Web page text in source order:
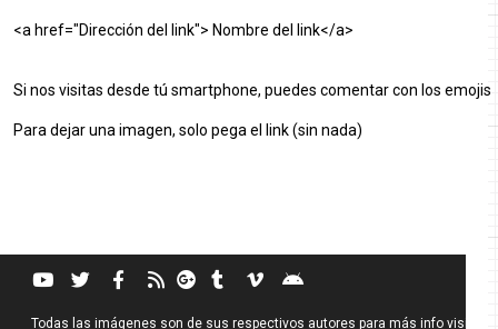
<a href="Dirección del link"> Nombre del link</a>
Si nos visitas desde tú smartphone, puedes comentar con los emojis
Para dejar una imagen, solo pega el link (sin nada)
Todas las imágenes son de sus respectivos autores para más info visita